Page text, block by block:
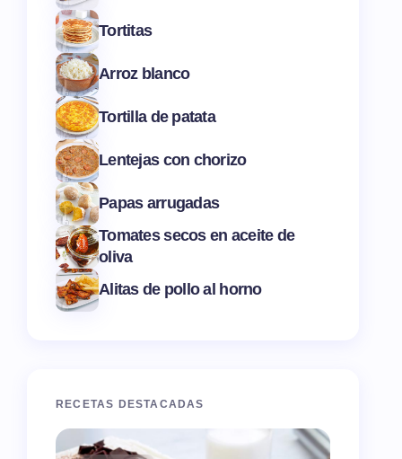
Tortitas
Arroz blanco
Tortilla de patata
Lentejas con chorizo
Papas arrugadas
Tomates secos en aceite de
oliva
Alitas de pollo al horno
RECETAS DESTACADAS